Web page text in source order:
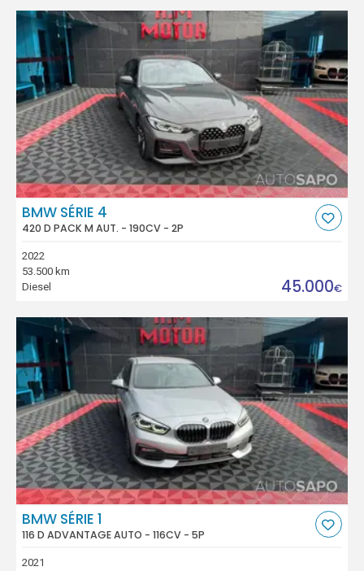
BMW SÉRIE 4
420 D PACK M AUT. - 190CV - 2P
2022
53.500 km
Diesel
45.000€
BMW SÉRIE 1
116 D ADVANTAGE AUTO - 116CV - 5P
2021